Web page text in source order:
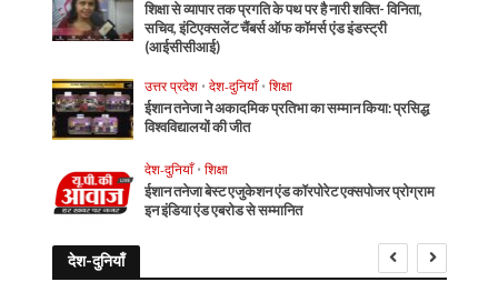
शिक्षा से व्यापार तक प्रगति के पथ पर है नारी शक्ति- विनिता,
सचिव, इंटिएक्सलेंट चैंबर्स ऑफ कॉमर्स एंड इंडस्ट्री
(आईसीसीआई)
उत्तर प्रदेश • देश-दुनियाँ • शिक्षा
ईशान तनेजा ने अकादमिक प्रतिभा का सम्मान किया: प्रसिद्ध
विश्वविद्यालयों की जीत
देश-दुनियाँ • शिक्षा
ईशान तनेजा बेस्ट एजुकेशन एंड कॉरपोरेट एक्सपोजर प्रोग्राम
इन इंडिया एंड एबरोड से सम्मानित
देश-दुनियाँ